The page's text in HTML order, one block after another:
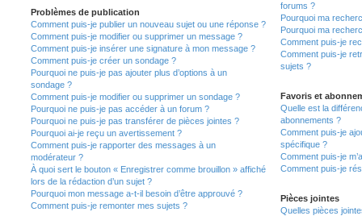
Problèmes de publication
Comment puis-je publier un nouveau sujet ou une réponse ?
Comment puis-je modifier ou supprimer un message ?
Comment puis-je insérer une signature à mon message ?
Comment puis-je créer un sondage ?
Pourquoi ne puis-je pas ajouter plus d’options à un
sondage ?
Comment puis-je modifier ou supprimer un sondage ?
Pourquoi ne puis-je pas accéder à un forum ?
Pourquoi ne puis-je pas transférer de pièces jointes ?
Pourquoi ai-je reçu un avertissement ?
Comment puis-je rapporter des messages à un
modérateur ?
À quoi sert le bouton « Enregistrer comme brouillon » affiché
lors de la rédaction d’un sujet ?
Pourquoi mon message a-t-il besoin d’être approuvé ?
Comment puis-je remonter mes sujets ?
forums ?
Pourquoi ma
Pourquoi ma
Comment puis-je
Comment puis-je
sujets ?
Favoris et
Quelle est la
abonnements ?
Comment puis-je
spécifique ?
Comment puis-je
Comment puis-je
Pièces jointes
Quelles pièces